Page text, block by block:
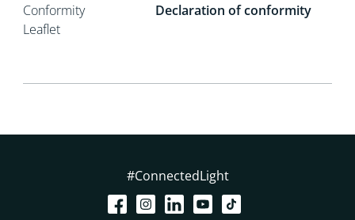
Conformity
Leaflet
Declaration of conformity
#ConnectedLight